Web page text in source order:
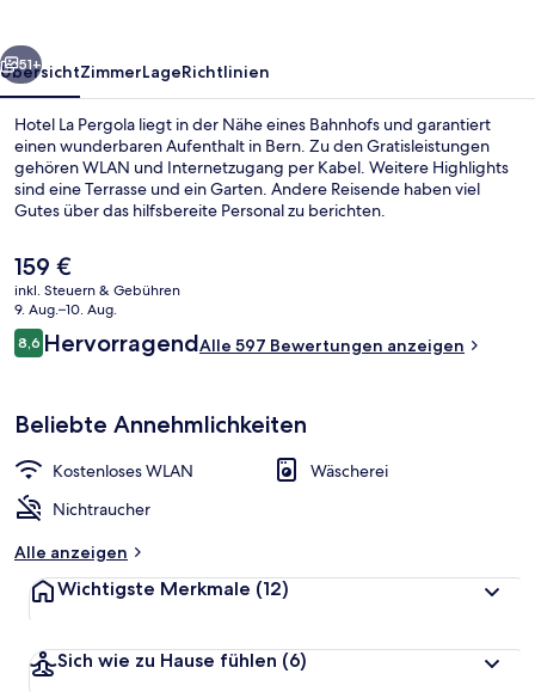
Weiter
51+
ÜbersichtZimmerLageRichtlinien
Hotel La Pergola liegt in der Nähe eines Bahnhofs und garantiert
einen wunderbaren Aufenthalt in Bern. Zu den Gratisleistungen
gehören WLAN und Internetzugang per Kabel. Weitere Highlights
sind eine Terrasse und ein Garten. Andere Reisende haben viel
Gutes über das hilfsbereite Personal zu berichten.
Der
aktuelle
Preis
beträgt
159 €.
159 €
inkl. Steuern & Gebühren
9. Aug.–10. Aug.
Bewertungen
8,68,6 von 10.
HervorragendAlle 597 Bewertungen anzeigen
Beliebte Annehmlichkeiten
Kostenloses WLAN
Wäscherei
Nichtraucher
Alle anzeigen
Wichtigste Merkmale (12)
Sich wie zu Hause fühlen (6)